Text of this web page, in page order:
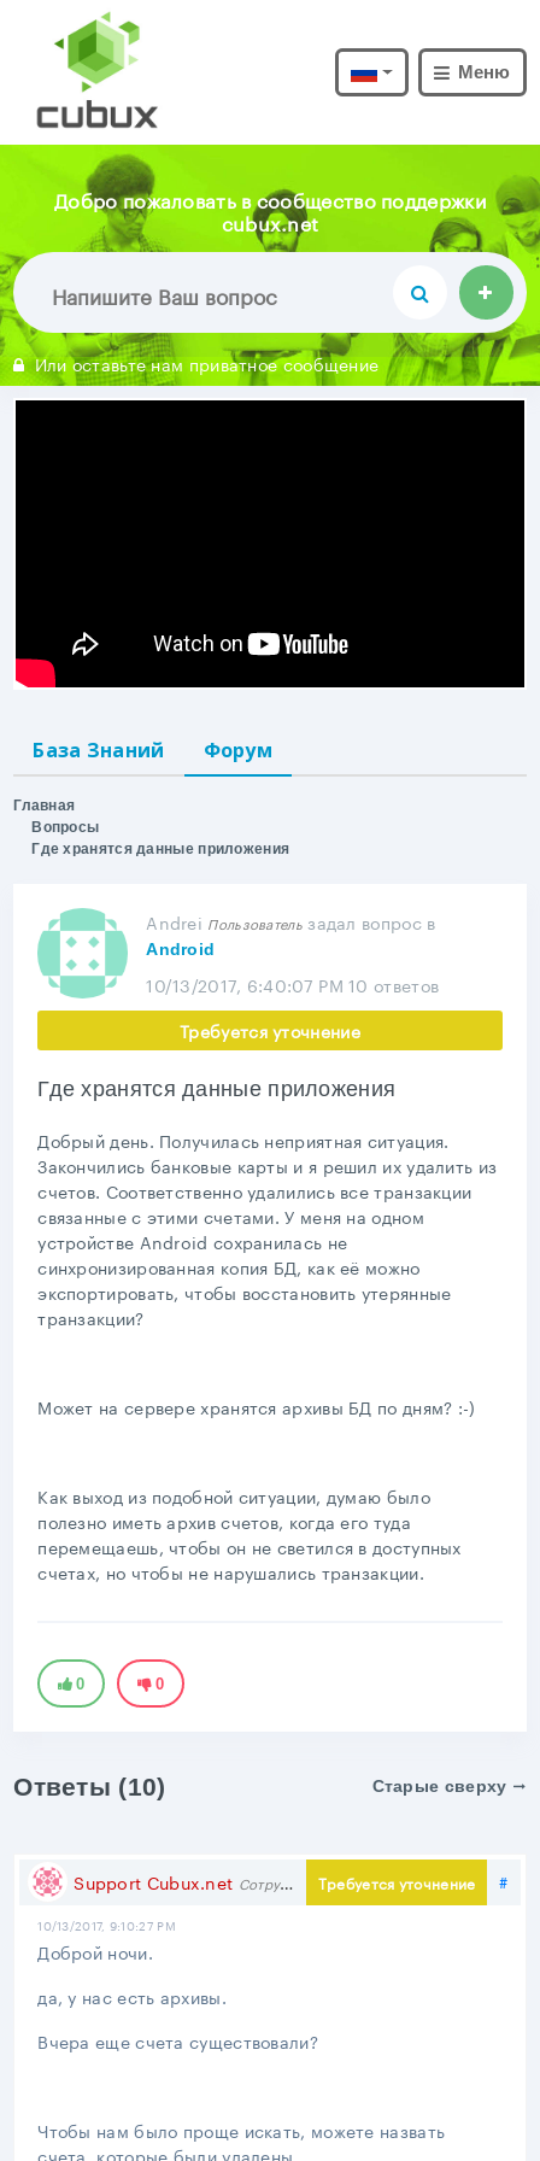
Меню
Добро пожаловать в сообщество поддержки
cubux.net
Или оставьте нам приватное сообщение
База Знаний Форум
Главная
Вопросы
Где хранятся данные приложения
Andrei Пользователь задал вопрос в
Android
10/13/2017, 6:40:07 PM 10 ответов
Требуется уточнение
Где хранятся данные приложения
Добрый день. Получилась неприятная ситуация.
Закончились банковые карты и я решил их удалить из
счетов. Соответственно удалились все транзакции
связанные с этими счетами. У меня на одном
устройстве Android сохранилась не
синхронизированная копия БД, как её можно
экспортировать, чтобы восстановить утерянные
транзакции?
Может на сервере хранятся архивы БД по дням? :-)
Как выход из подобной ситуации, думаю было
полезно иметь архив счетов, когда его туда
перемещаешь, чтобы он не светился в доступных
счетах, но чтобы не нарушались транзакции.
0 0
Ответы (10) Старые сверху
Support Cubux.net Сотрудник Требуется уточнение #
10/13/2017, 9:10:27 PM
Доброй ночи.
да, у нас есть архивы.
Вчера еще счета существовали?
Чтобы нам было проще искать, можете назвать
счета, которые были удалены.